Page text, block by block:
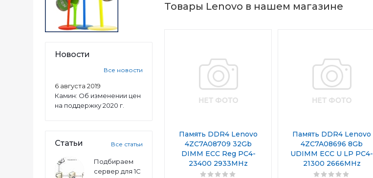
Новости
Все новости
6 августа 2019
Камин: Об изменении цен
на поддержку 2020 г.
Статьи Все статьи
Подбираем
сервер для 1С
Товары Lenovo в нашем магазине
Память DDR4 Lenovo
4ZC7A08709 32Gb
DIMM ECC Reg PC4-
23400 2933MHz
Память DDR4 Lenovo
4ZC7A08696 8Gb
UDIMM ECC U LP PC4-
21300 2666MHz